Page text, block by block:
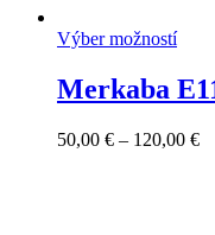
Výber možností
Merkaba
50,00 € – 120,00 €